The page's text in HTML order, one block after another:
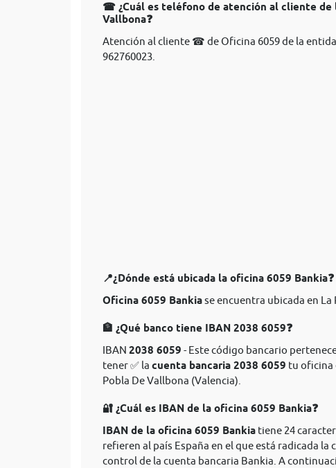
☎ ¿Cuál es teléfono de atención al cliente de
Vallbona❓
Atención al cliente ☎ de Oficina 6059 de la
962760023.
📍¿Dónde está ubicada la oficina 6059 Bankia❓
Oficina 6059 Bankiase encuentra ubicada en La
🏦 ¿Qué banco tiene IBAN 2038 6059❓
IBAN 2038 6059 - Este código bancario
tener ✅ la cuenta bancaria 2038 6059 tu oficina
Pobla De Vallbona (Valencia).
🔐 ¿Cuál es IBAN de la oficina 6059 Bankia❓
IBAN de la oficina 6059 Bankia tiene 24
refieren al país España en el que está radicada
control de la cuenta bancaria Bankia. A